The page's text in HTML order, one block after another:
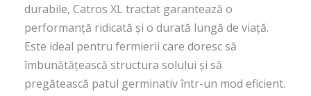
durabile, Catros XL tractat garantează o
performanță ridicată și o durată lungă de viață.
Este ideal pentru fermierii care doresc să
îmbunătățească structura solului și să
pregătească patul germinativ într-un mod eficient.